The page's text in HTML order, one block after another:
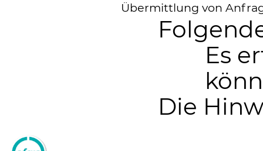
Übermittlung von
Es
Die